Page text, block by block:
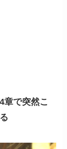
章で突然こ